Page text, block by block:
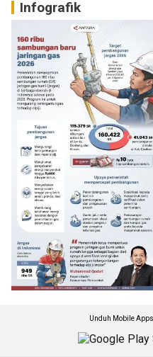
Infografik
Unduh Mobile